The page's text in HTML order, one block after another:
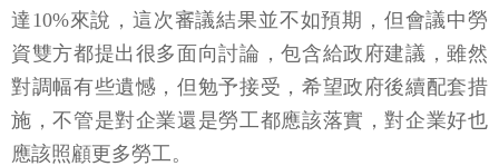
達10%來說，這次審議結果並不如預期，但會議中勞
資雙方都提出很多面向討論，包含給政府建議，雖然
對調幅有些遺憾，但勉予接受，希望政府後續配套措
施，不管是對企業還是勞工都應該落實，對企業好也
應該照顧更多勞工。